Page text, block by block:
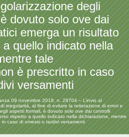
degli
dovuto solo ove dai
emerga un risultato
quello indicato nella
tale
è prescritto in caso
versamenti
09 novembre 2018, n. 28704 – L’invio al
irregolarità, al fine di evitare la reiterazione di errori e
aspetti formali, è dovuto solo ove dai controlli
rispetto a quello indicato nella dichiarazione, mentre
caso di omessi o tardivi versamenti